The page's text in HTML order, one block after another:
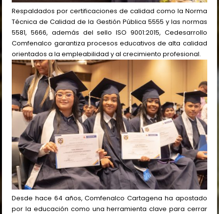
Respaldados por certificaciones de calidad como la Norma
Técnica de Calidad de la Gestión Pública 5555 y las normas
5581, 5666, además del sello ISO 9001:2015, Cedesarrollo
Comfenalco garantiza procesos educativos de alta calidad
orientados a la empleabilidad y al crecimiento profesional.
Desde hace 64 años, Comfenalco Cartagena ha apostado
por la educación como una herramienta clave para cerrar